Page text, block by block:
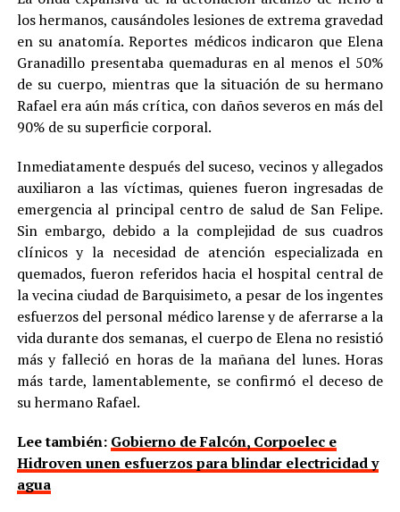
los hermanos, causándoles lesiones de extrema gravedad
en su anatomía. Reportes médicos indicaron que Elena
Granadillo presentaba quemaduras en al menos el 50%
de su cuerpo, mientras que la situación de su hermano
Rafael era aún más crítica, con daños severos en más del
90% de su superficie corporal.
Inmediatamente después del suceso, vecinos y allegados
auxiliaron a las víctimas, quienes fueron ingresadas de
emergencia al principal centro de salud de San Felipe.
Sin embargo, debido a la complejidad de sus cuadros
clínicos y la necesidad de atención especializada en
quemados, fueron referidos hacia el hospital central de
la vecina ciudad de Barquisimeto, a pesar de los ingentes
esfuerzos del personal médico larense y de aferrarse a la
vida durante dos semanas, el cuerpo de Elena no resistió
más y falleció en horas de la mañana del lunes. Horas
más tarde, lamentablemente, se confirmó el deceso de
su hermano Rafael.
Lee también: Gobierno de Falcón, Corpoelec e
Hidroven unen esfuerzos para blindar electricidad y
agua